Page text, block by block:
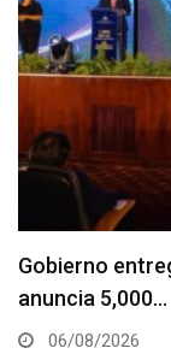
Gobierno
anuncia 5,000…
06/08/2026